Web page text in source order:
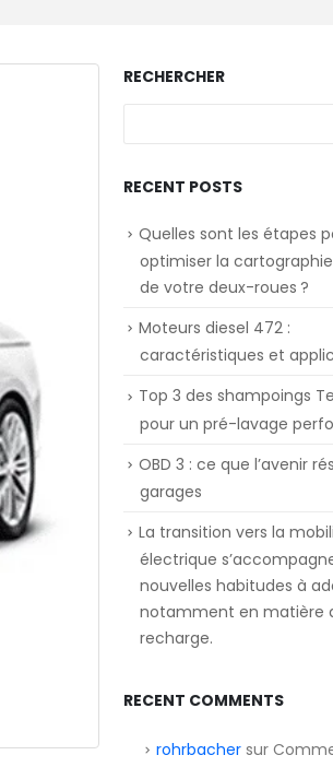
RECHERCHER
RECENT POSTS
Quelles sont les étapes
optimiser la
de votre deux-roues ?
Moteurs diesel 472 :
caractéristiques et
Top 3 des shampoings
pour un pré-lavage
OBD 3 : ce que l’avenir
garages
La transition vers la
électrique
nouvelles habitudes à
notamment en matière
recharge.
RECENT COMMENTS
rohrbacher sur